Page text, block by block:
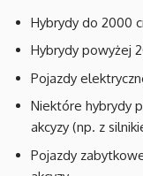
Hybrydy do 2000
Hybrydy powyżej
Pojazdy
Niektóre hybrydy
akcyzy (np. z
Pojazdy